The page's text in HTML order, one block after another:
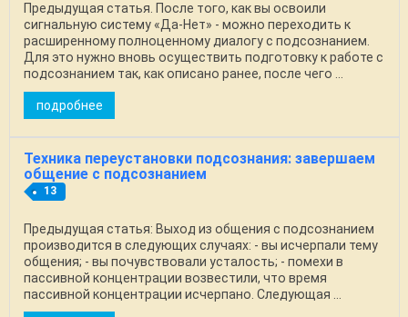
Предыдущая статья. После того, как вы освоили
сигнальную систему «Да-Нет» - можно переходить к
расширенному полноценному диалогу с подсознанием.
Для это нужно вновь осуществить подготовку к работе с
подсознанием так, как описано ранее, после чего ...
подробнее
Техника переустановки подсознания: завершаем
общение с подсознанием
13
Предыдущая статья: Выход из общения с подсознанием
производится в следующих случаях: - вы исчерпали тему
общения; - вы почувствовали усталость; - помехи в
пассивной концентрации возвестили, что время
пассивной концентрации исчерпано. Следующая ...